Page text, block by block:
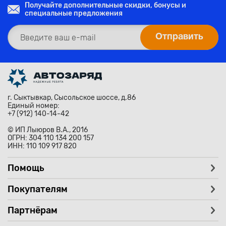
Получайте дополнительные скидки, бонусы и
специальные предложения
г. Сыктывкар, Сысольское шоссе, д.86
Единый номер:
+7 (912) 140-14-42
© ИП Лыюров В.А., 2016
ОГРН: 304 110 134 200 157
ИНН: 110 109 917 820
Помощь
Покупателям
Партнёрам